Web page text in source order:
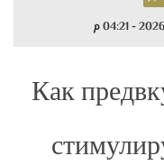
Как